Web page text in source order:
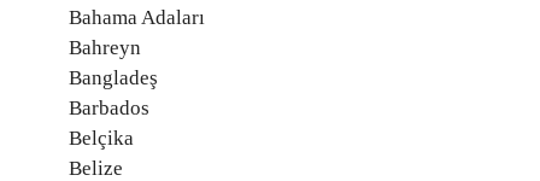
Bahama Adaları
Bahreyn
Bangladeş
Barbados
Belçika
Belize